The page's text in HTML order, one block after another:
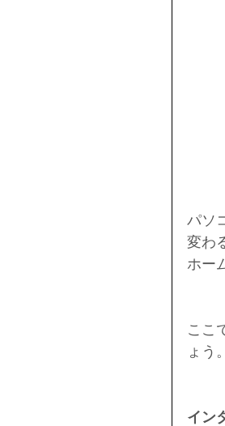
パソ
変わ
ホー
ここ
ょう。
イン